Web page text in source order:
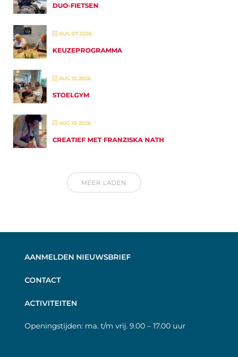
DUO-FIETSEN
AUG 07 2026
KEUZEPROGRAMMA
AUG 10 2026
STOELGYM
AUG 10 2026
CREATIEF MET FRANZISKA NATH
MEER LADEN
AANMELDEN NIEUWSBRIEF
CONTACT
ACTIVITEITEN
Openingstijden: ma. t/m vrij. 9.00 – 17.00 uur